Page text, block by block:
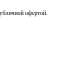
офертой.